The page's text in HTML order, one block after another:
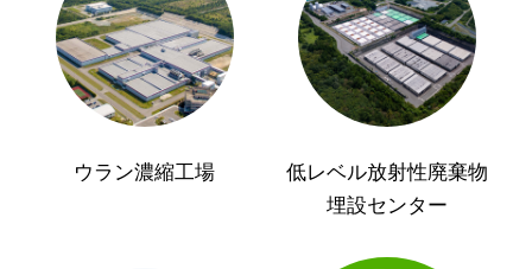
ウラン濃縮工場
低レベル放射性廃棄物
埋設センター